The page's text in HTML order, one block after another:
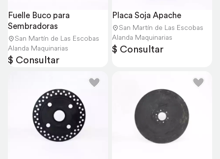
Fuelle Buco para
Sembradoras
San Martín de Las Escobas
Alanda Maquinarias
$ Consultar
Placa Soja Apache
San Martín de Las Escobas
Alanda Maquinarias
$ Consultar